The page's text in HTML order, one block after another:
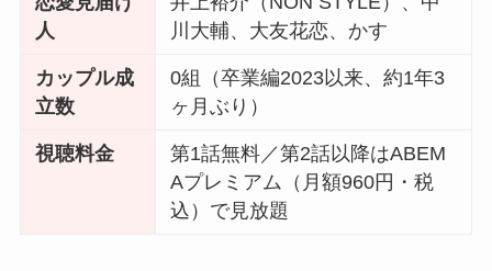
人
川大輔、大友花恋、かす
カップル成
立数
0組（卒業編2023以来、約1年3
ヶ月ぶり）
視聴料金
第1話無料／第2話以降はABEM
Aプレミアム（月額960円・税
込）で見放題